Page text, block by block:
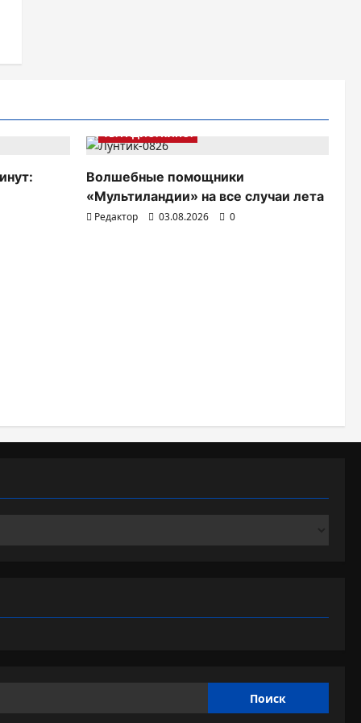
ТВ. РАДИО. КИНО.
Волшебные помощники
«Мультиландии» на все случаи лета
Редактор 03.08.2026 0